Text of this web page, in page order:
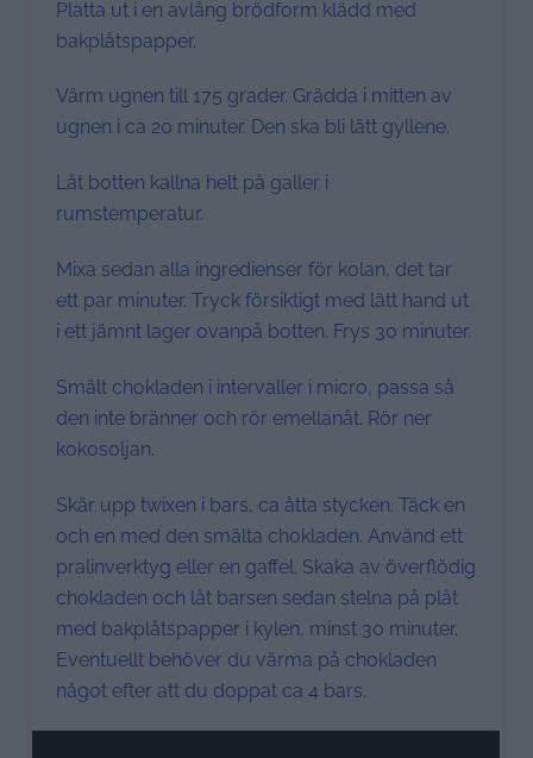
Platta ut i en avlång brödform klädd med
bakplåtspapper.
Värm ugnen till 175 grader. Grädda i mitten av
ugnen i ca 20 minuter. Den ska bli lätt gyllene.
Låt botten kallna helt på galler i
rumstemperatur.
Mixa sedan alla ingredienser för kolan, det tar
ett par minuter. Tryck försiktigt med lätt hand ut
i ett jämnt lager ovanpå botten. Frys 30 minuter.
Smält chokladen i intervaller i micro, passa så
den inte bränner och rör emellanåt. Rör ner
kokosoljan.
Skär upp twixen i bars, ca åtta stycken. Täck en
och en med den smälta chokladen. Använd ett
pralinverktyg eller en gaffel. Skaka av överflödig
chokladen och låt barsen sedan stelna på plåt
med bakplåtspapper i kylen, minst 30 minuter.
Eventuellt behöver du värma på chokladen
något efter att du doppat ca 4 bars.